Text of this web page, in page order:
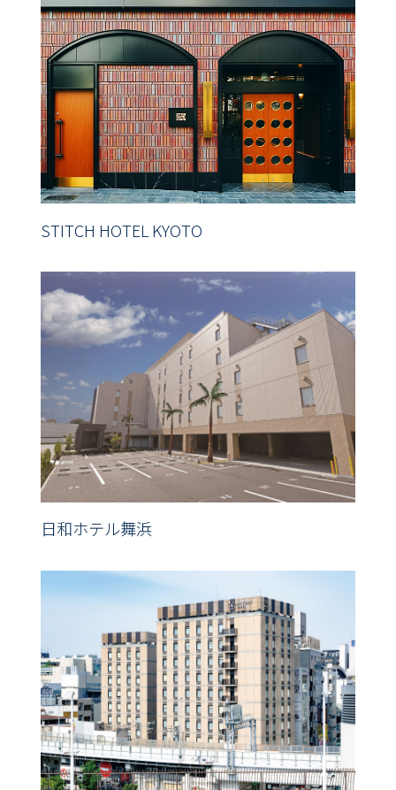
STITCH HOTEL KYOTO
日和ホテル舞浜